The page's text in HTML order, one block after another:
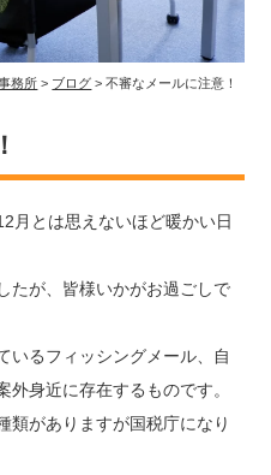
務所 > ブログ >不審なメールに注意！
月とは思えないほど暖かい日
たが、皆様いかがお過ごしで
いるフィッシングメール、自
身近に存在するものです。
類がありますが国税庁になり